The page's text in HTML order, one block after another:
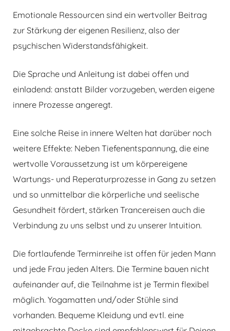
Emotionale Ressourcen sind ein wertvoller Beitrag
zur Stärkung der eigenen Resilienz, also der
psychischen Widerstandsfähigkeit.
Die Sprache und Anleitung ist dabei offen und
einladend: anstatt Bilder vorzugeben, werden eigene
innere Prozesse angeregt.
Eine solche Reise in innere Welten hat darüber noch
weitere Effekte: Neben Tiefenentspannung, die eine
wertvolle Voraussetzung ist um körpereigene
Wartungs- und Reperaturprozesse in Gang zu setzen
und so unmittelbar die körperliche und seelische
Gesundheit fördert, stärken Trancereisen auch die
Verbindung zu uns selbst und zu unserer Intuition.
Die fortlaufende Terminreihe ist offen für jeden Mann
und jede Frau jeden Alters. Die Termine bauen nicht
aufeinander auf, die Teilnahme ist je Termin flexibel
möglich. Yogamatten und/oder Stühle sind
vorhanden. Bequeme Kleidung und evtl. eine